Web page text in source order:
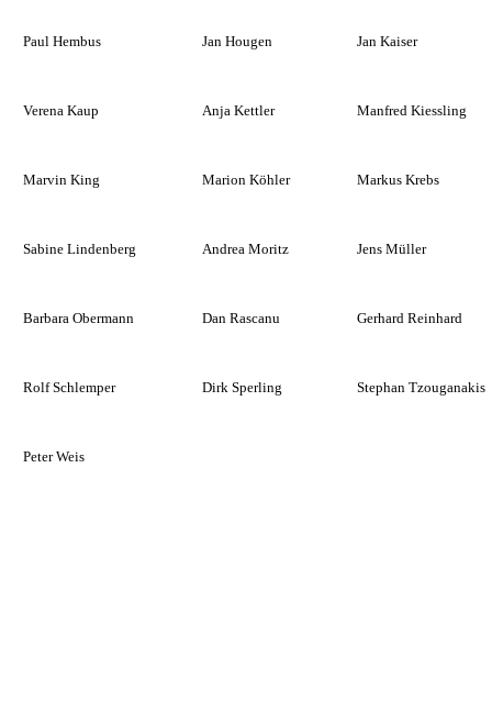
Paul Hembus Jan Hougen Jan Kaiser
Verena Kaup Anja Kettler Manfred Kiessling
Marvin King Marion Köhler Markus Krebs
Sabine Lindenberg Andrea Moritz Jens Müller
Barbara Obermann Dan Rascanu Gerhard Reinhard
Rolf Schlemper Dirk Sperling Stephan Tzouganakis
Peter Weis